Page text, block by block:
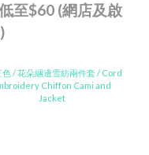
至$60 (網店及啟